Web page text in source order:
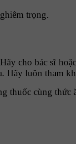
trọng.
cho bác sĩ
Hãy luôn tham
thuốc cùng thức